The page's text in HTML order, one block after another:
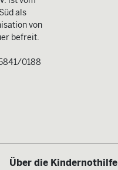
als
von
befreit.
0188
Über die Kindernothilfe